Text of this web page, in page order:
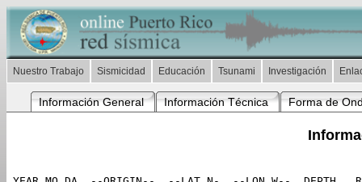
Nuestro Trabajo Sismicidad Educación Tsunami Investigación
Información General Información Técnica Forma de